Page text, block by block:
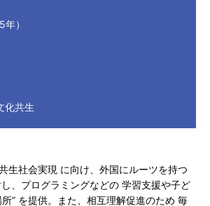
）
化共生
生社会実現 に向け、外国にルーツを持つ
、プログラミングなどの 学習支援や子ど
” を提供。また、相互理解促進のため 毎